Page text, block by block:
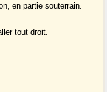
en partie souterrain.
tout droit.